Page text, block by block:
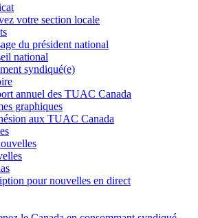
votre section locale
du président national
national
syndiqué(e)
annuel des TUAC Canada
graphiques
aux TUAC Canada
pour nouvelles en direct